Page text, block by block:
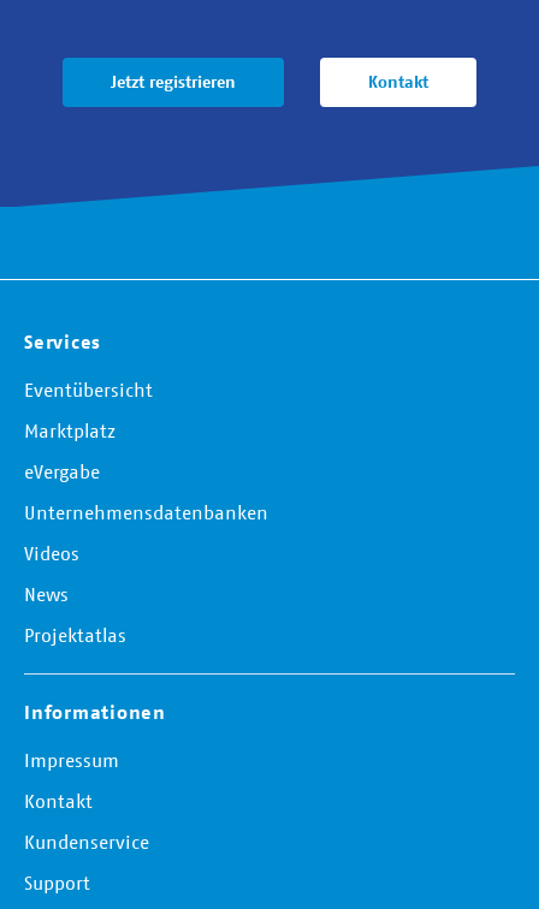
Jetzt registrieren Kontakt
Services
Eventübersicht
Marktplatz
eVergabe
Unternehmensdatenbanken
Videos
News
Projektatlas
Informationen
Impressum
Kontakt
Kundenservice
Support